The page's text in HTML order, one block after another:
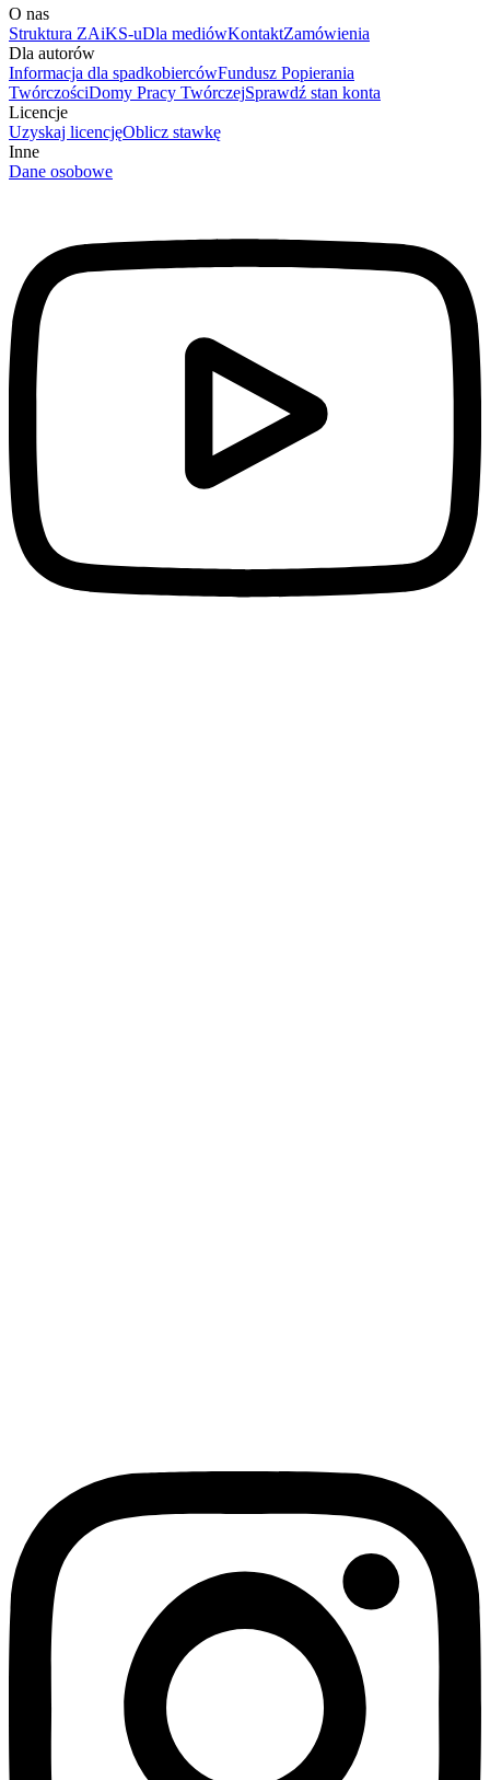
O nas
Struktura ZAiKS-uDla mediówKontaktZamówienia
Dla autorów
Informacja dla spadkobiercówFundusz Popierania
TwórczościDomy Pracy TwórczejSprawdź stan konta
Licencje
Uzyskaj licencjęOblicz stawkę
Inne
Dane osobowe